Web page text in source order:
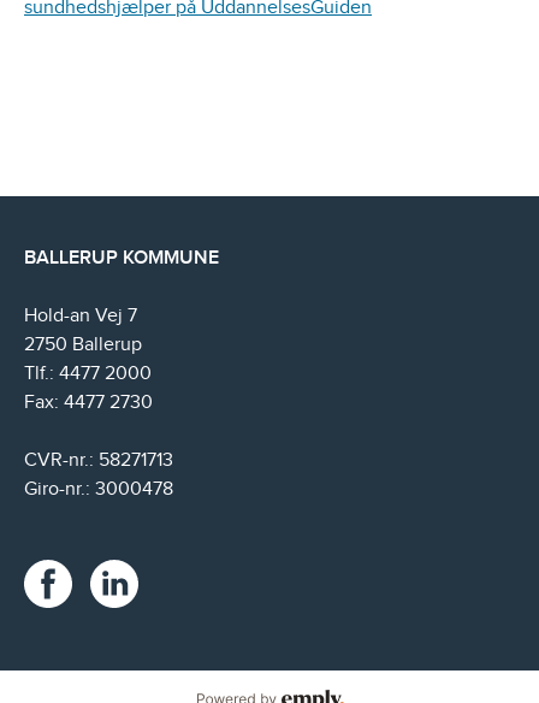
sundhedshjælper på UddannelsesGuiden
BALLERUP KOMMUNE
Hold-an Vej 7
2750 Ballerup
Tlf.: 4477 2000
Fax: 4477 2730
CVR-nr.: 58271713
Giro-nr.: 3000478